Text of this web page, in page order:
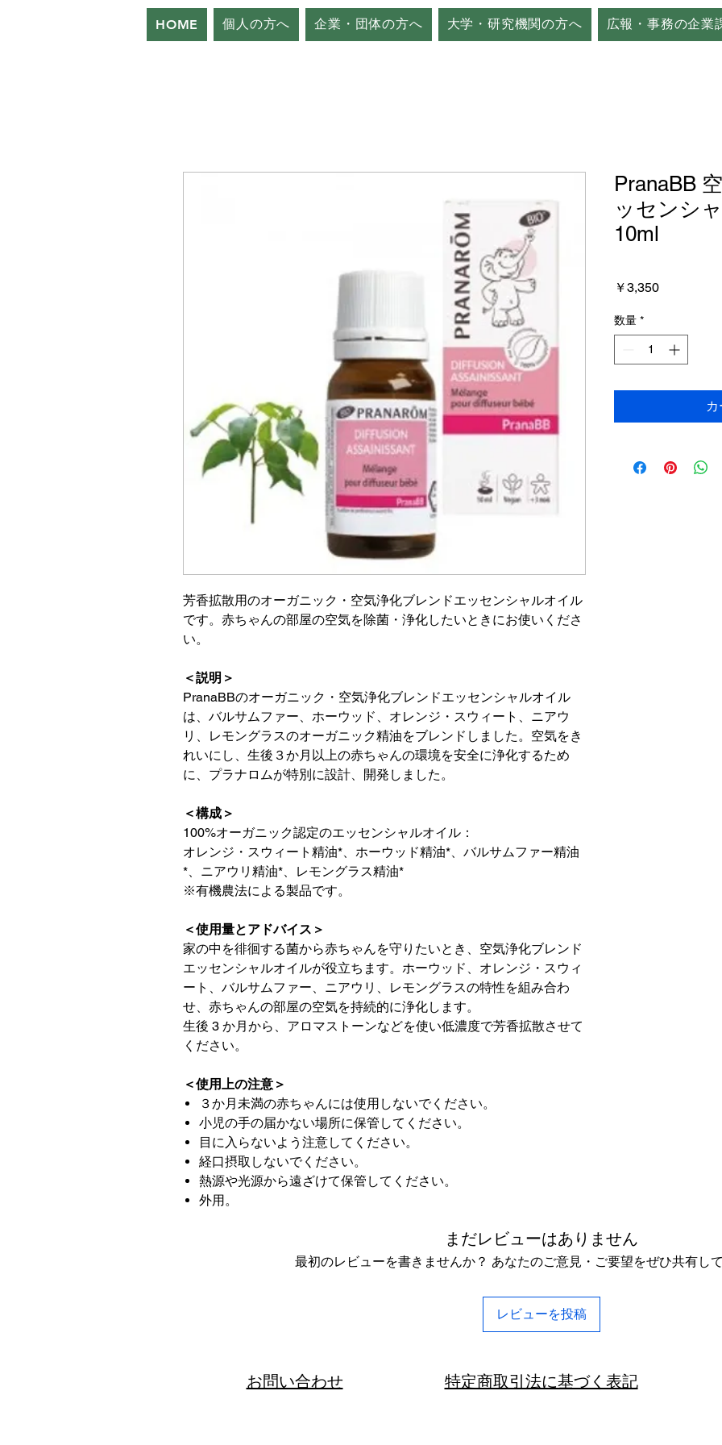
HOME 個人の方へ 企業・団体の方へ 大学・研究機関の方へ 広報・事務の企業
芳香拡散用のオーガニック・空気浄化ブレンドエッセンシャルオイル
です。赤ちゃんの部屋の空気を除菌・浄化したいときにお使いくださ
い。
＜説明＞
PranaBBのオーガニック・空気浄化ブレンドエッセンシャルオイル
は、バルサムファー、ホーウッド、オレンジ・スウィート、ニアウ
リ、レモングラスのオーガニック精油をブレンドしました。空気をき
れいにし、生後３か月以上の赤ちゃんの環境を安全に浄化するため
に、プラナロムが特別に設計、開発しました。
＜構成＞
100%オーガニック認定のエッセンシャルオイル：
オレンジ・スウィート精油*、ホーウッド精油*、バルサムファー精油
*、ニアウリ精油*、レモングラス精油*
※有機農法による製品です。
＜使用量とアドバイス＞
家の中を徘徊する菌から赤ちゃんを守りたいとき、空気浄化ブレンド
エッセンシャルオイルが役立ちます。ホーウッド、オレンジ・スウィ
ート、バルサムファー、ニアウリ、レモングラスの特性を組み合わ
せ、赤ちゃんの部屋の空気を持続的に浄化します。
生後 3 か月から、アロマストーンなどを使い低濃度で芳香拡散させて
ください。
＜使用上の注意＞
３か月未満の赤ちゃんには使用しないでください。
小児の手の届かない場所に保管してください。
目に入らないよう注意してください。
経口摂取しないでください。
熱源や光源から遠ざけて保管してください。
外用。
PranaBB
ッセンシ
10ml
￥3,350価
数量 *
まだレビューはありません
最初のレビューを書きませんか？ あなたのご意見・ご要望をぜひ共有して
レビューを投稿
お問い合わせ 特定商取引法に基づく表記